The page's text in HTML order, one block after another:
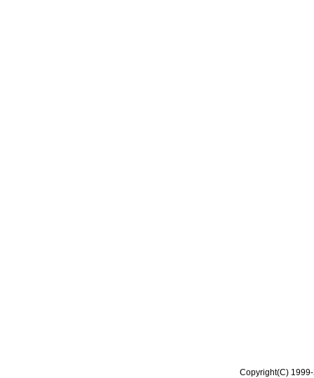
Copyright(C)